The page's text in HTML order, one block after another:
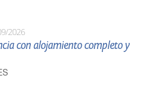
2026
con alojamiento completo y